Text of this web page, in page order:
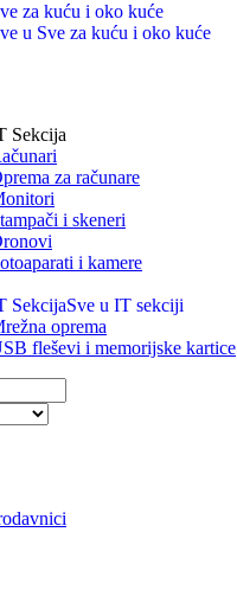
za kuću i oko kuće
u Sve za kuću i oko kuće
Sekcija
za računare
i skeneri
i kamere
SekcijaSve u IT sekciji
oprema
fleševi i memorijske kartice